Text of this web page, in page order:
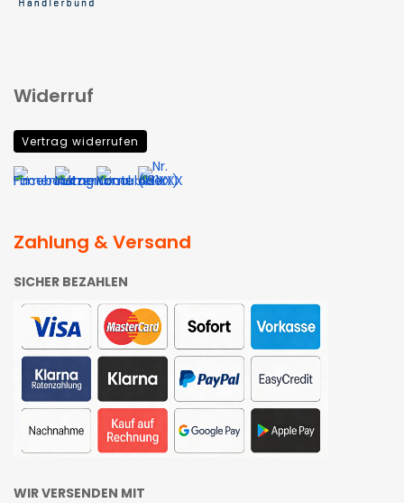
Widerruf
Vertrag widerrufen
Zahlung & Versand
SICHER BEZAHLEN
WIR VERSENDEN MIT